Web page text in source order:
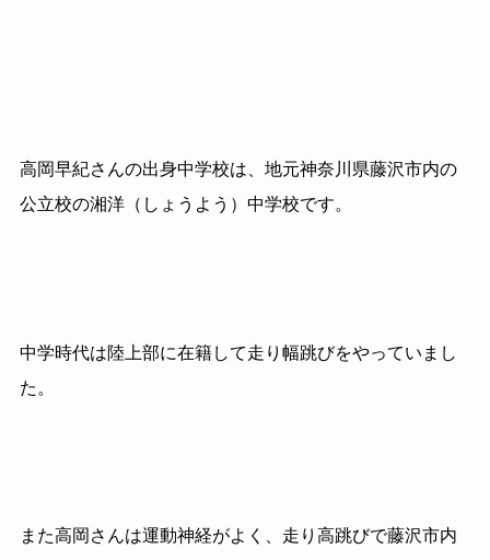
高岡早紀さんの出身中学校は、地元神奈川県藤沢市内の
公立校の湘洋（しょうよう）中学校です。
中学時代は陸上部に在籍して走り幅跳びをやっていまし
た。
また高岡さんは運動神経がよく、走り高跳びで藤沢市内